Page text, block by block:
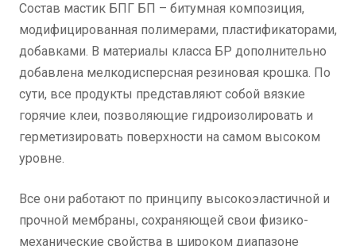
Состав мастик БПГ БП – битумная композиция,
модифицированная полимерами, пластификаторами,
добавками. В материалы класса БР дополнительно
добавлена мелкодисперсная резиновая крошка. По
сути, все продукты представляют собой вязкие
горячие клеи, позволяющие гидроизолировать и
герметизировать поверхности на самом высоком
уровне.
Все они работают по принципу высокоэластичной и
прочной мембраны, сохраняющей свои физико-
механические свойства в широком диапазоне